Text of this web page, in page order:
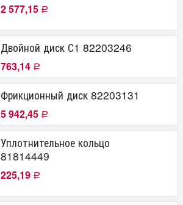
2 577,15 Р
Двойной диск С1 82203246
763,14 Р
Фрикционный диск 82203131
5 942,45 Р
Уплотнительное кольцо
81814449
225,19 Р